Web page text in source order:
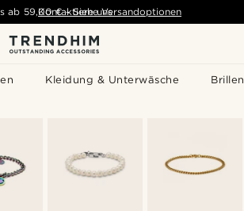
Kleidung & Unterwäsche Brillen
ab 59,00 € - Siehe Versandoptionen
Kontaktiere uns